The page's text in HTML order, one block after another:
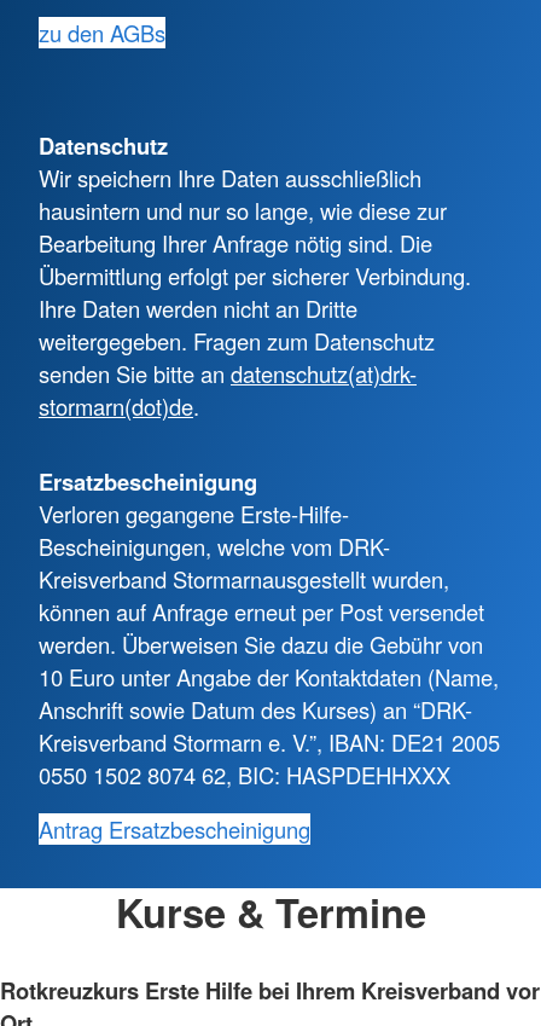
zu den AGBs
Datenschutz
Wir speichern Ihre Daten ausschließlich
hausintern und nur so lange, wie diese zur
Bearbeitung Ihrer Anfrage nötig sind. Die
Übermittlung erfolgt per sicherer Verbindung.
Ihre Daten werden nicht an Dritte
weitergegeben. Fragen zum Datenschutz
senden Sie bitte an datenschutz(at)drk-
stormarn(dot)de.
Ersatzbescheinigung
Verloren gegangene Erste-Hilfe-
Bescheinigungen, welche vom DRK-
Kreisverband Stormarnausgestellt wurden,
können auf Anfrage erneut per Post versendet
werden. Überweisen Sie dazu die Gebühr von
10 Euro unter Angabe der Kontaktdaten (Name,
Anschrift sowie Datum des Kurses) an “DRK-
Kreisverband Stormarn e. V.”, IBAN: DE21 2005
0550 1502 8074 62, BIC: HASPDEHHXXX
Antrag Ersatzbescheinigung
Kurse & Termine
Rotkreuzkurs Erste Hilfe bei Ihrem Kreisverband vor